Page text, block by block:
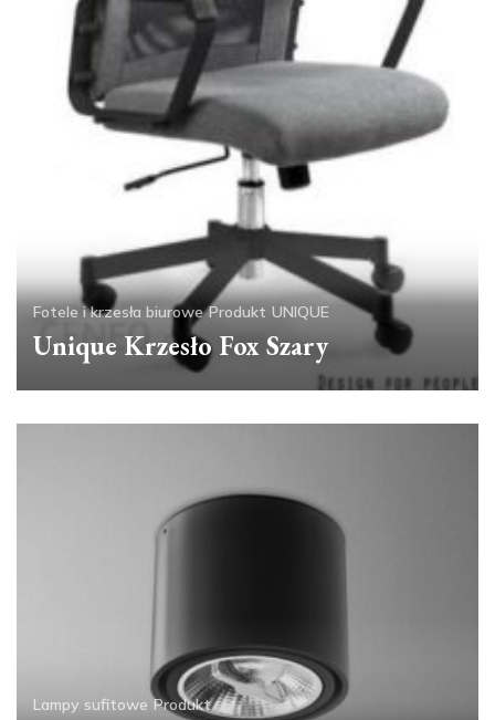
Fotele i krzesła biurowe Produkt UNIQUE
Unique Krzesło Fox Szary
Lampy sufitowe Produkt